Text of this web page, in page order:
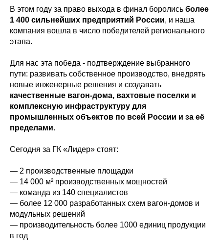
В этом году за право выхода в финал боролись более
1 400 сильнейших предприятий России, и наша
компания вошла в число победителей регионального
этапа.
Для нас эта победа - подтверждение выбранного
пути: развивать собственное производство, внедрять
новые инженерные решения и создавать
качественные вагон-дома, вахтовые поселки и
комплексную инфраструктуру для
промышленных объектов по всей России и за её
пределами.
Сегодня за ГК «Лидер» стоят:
— 2 производственные площадки
— 14 000 м² производственных мощностей
— команда из 140 специалистов
— более 12 000 разработанных схем вагон-домов и
модульных решений
— производительность более 1000 единиц продукции
в год